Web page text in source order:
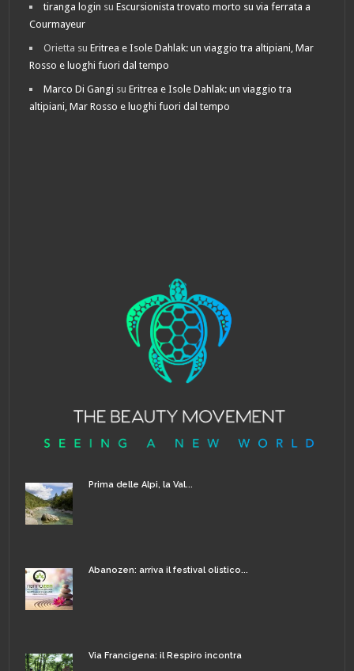
tiranga login suEscursionista trovato morto su via ferrata a
Courmayeur
Orietta suEritrea e Isole Dahlak: un viaggio tra altipiani, Mar
Rosso e luoghi fuori dal tempo
Marco Di Gangi suEritrea e Isole Dahlak: un viaggio tra
altipiani, Mar Rosso e luoghi fuori dal tempo
Prima delle Alpi, la Val...
Abanozen: arriva il festival olistico...
Via Francigena: il Respiro incontra